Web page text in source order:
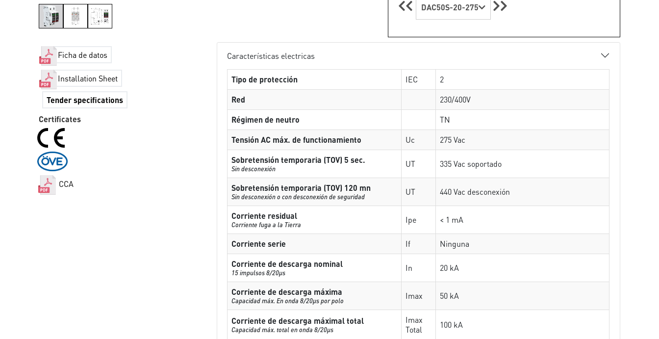
DAC50S-20-275
Ficha de datos
Installation Sheet
Tender specifications
Certificates
CCA
Características electricas
Tipo de protección IEC
2
Red
230/400V
Régimen de neutro
TN
Tensión AC máx. de functionamiento
Uc
275 Vac
Sobretensión temporaria (TOV) 5 sec.
Sin desconexión UT 335 Vac soportado
Sobretensión temporaria (TOV) 120 mn
Sin desconexión o con desconexión de seguridad UT 440 Vac desconexión
Corriente residual
Corriente fuga a la Tierra Ipe < 1 mA
Corriente serie If
Ninguna
Corriente de descarga nominal
15 impulsos 8/20µs In 20 kA
Corriente de descarga máxima
Capacidad máx. En onda 8/20µs por polo Imax 50 kA
Corriente de descarga máximal total
Capacidad máx. total en onda 8/20µs
Imax
Total
100 kA